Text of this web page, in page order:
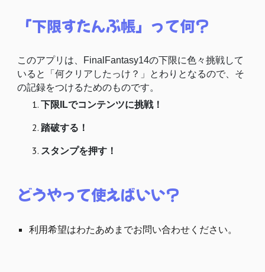
「下限すたんぷ帳」って何？
このアプリは、FinalFantasy14の下限に色々挑戦して
いると「何クリアしたっけ？」とわりとなるので、そ
の記録をつけるためのものです。
下限ILでコンテンツに挑戦！
踏破する！
スタンプを押す！
どうやって使えばいい？
利用希望はわたあめまでお問い合わせください。